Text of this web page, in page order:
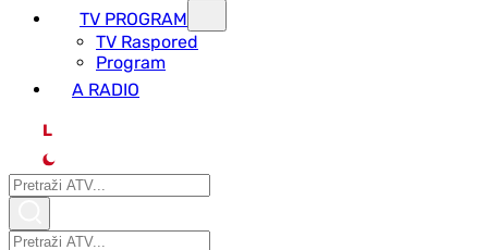
TV PROGRAM
ТV Raspored
Program
A RADIO
L